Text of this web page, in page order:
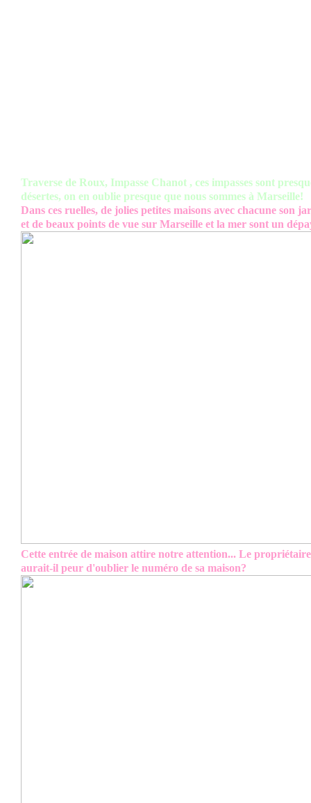
Traverse de Roux, Impasse Chanot , ces impasses sont
désertes, on en oublie presque que nous sommes à Marseille!
Dans ces ruelles, de jolies petites maisons avec chacune son
et de beaux points de vue sur Marseille et la mer sont un
Cette entrée de maison attire notre attention... Le propriétaire
aurait-il peur d'oublier le numéro de sa maison?